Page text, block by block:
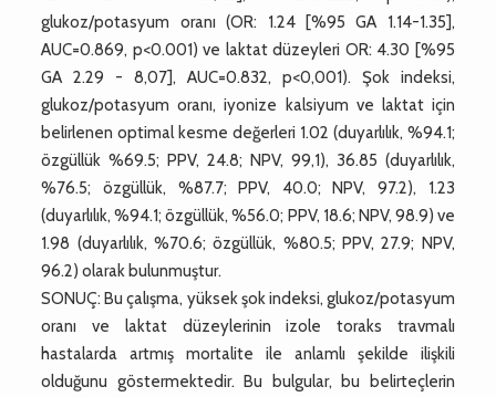
glukoz/potasyum oranı (OR: 1.24 [%95 GA 1.14-1.35],
AUC=0.869, p<0.001) ve laktat düzeyleri OR: 4.30 [%95
GA 2.29 - 8,07], AUC=0.832, p<0,001). Şok indeksi,
glukoz/potasyum oranı, iyonize kalsiyum ve laktat için
belirlenen optimal kesme değerleri 1.02 (duyarlılık, %94.1;
özgüllük %69.5; PPV, 24.8; NPV, 99,1), 36.85 (duyarlılık,
%76.5; özgüllük, %87.7; PPV, 40.0; NPV, 97.2), 1.23
(duyarlılık, %94.1; özgüllük, %56.0; PPV, 18.6; NPV, 98.9) ve
1.98 (duyarlılık, %70.6; özgüllük, %80.5; PPV, 27.9; NPV,
96.2) olarak bulunmuştur.
SONUÇ: Bu çalışma, yüksek şok indeksi, glukoz/potasyum
oranı ve laktat düzeylerinin izole toraks travmalı
hastalarda artmış mortalite ile anlamlı şekilde ilişkili
olduğunu göstermektedir. Bu bulgular, bu belirteçlerin